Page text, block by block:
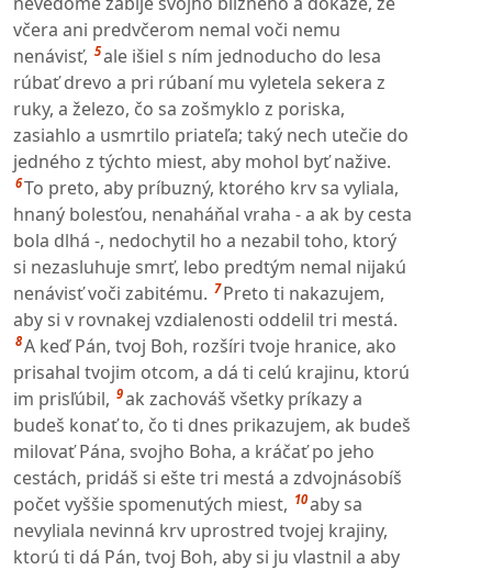
včera ani predvčerom nemal voči nemu
nenávisť, 5ale išiel s ním jednoducho do lesa
rúbať drevo a pri rúbaní mu vyletela sekera z
ruky, a železo, čo sa zošmyklo z poriska,
zasiahlo a usmrtilo priateľa; taký nech utečie do
jedného z týchto miest, aby mohol byť nažive.
6To preto, aby príbuzný, ktorého krv sa vyliala,
hnaný bolesťou, nenaháňal vraha - a ak by cesta
bola dlhá -, nedochytil ho a nezabil toho, ktorý
si nezasluhuje smrť, lebo predtým nemal nijakú
nenávisť voči zabitému. 7 Preto ti nakazujem,
aby si v rovnakej vzdialenosti oddelil tri mestá.
8A keď Pán, tvoj Boh, rozšíri tvoje hranice, ako
prisahal tvojim otcom, a dá ti celú krajinu, ktorú
im prisľúbil, 9ak zachováš všetky príkazy a
budeš konať to, čo ti dnes prikazujem, ak budeš
milovať Pána, svojho Boha, a kráčať po jeho
cestách, pridáš si ešte tri mestá a zdvojnásobíš
počet vyššie spomenutých miest, 10aby sa
nevyliala nevinná krv uprostred tvojej krajiny,
ktorú ti dá Pán, tvoj Boh, aby si ju vlastnil a aby